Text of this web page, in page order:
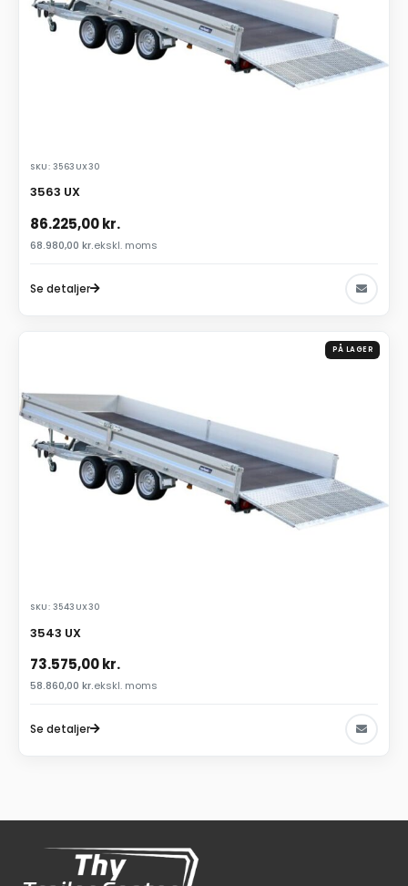
SKU: 3563UX30
3563 UX
86.225,00kr.
68.980,00 kr.ekskl. moms
Se detaljer
PÅ LAGER
SKU: 3543UX30
3543 UX
73.575,00kr.
58.860,00 kr.ekskl. moms
Se detaljer